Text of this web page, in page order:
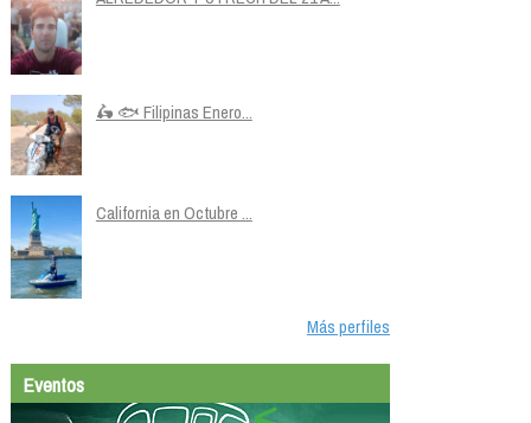
🛵 🐟 Filipinas Enero...
California en Octubre ...
Más perfiles
Eventos